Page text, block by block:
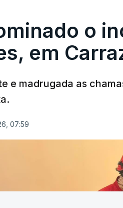
HTML5 MEDIA ELEMENT
o
em
e madrugada as
07:59